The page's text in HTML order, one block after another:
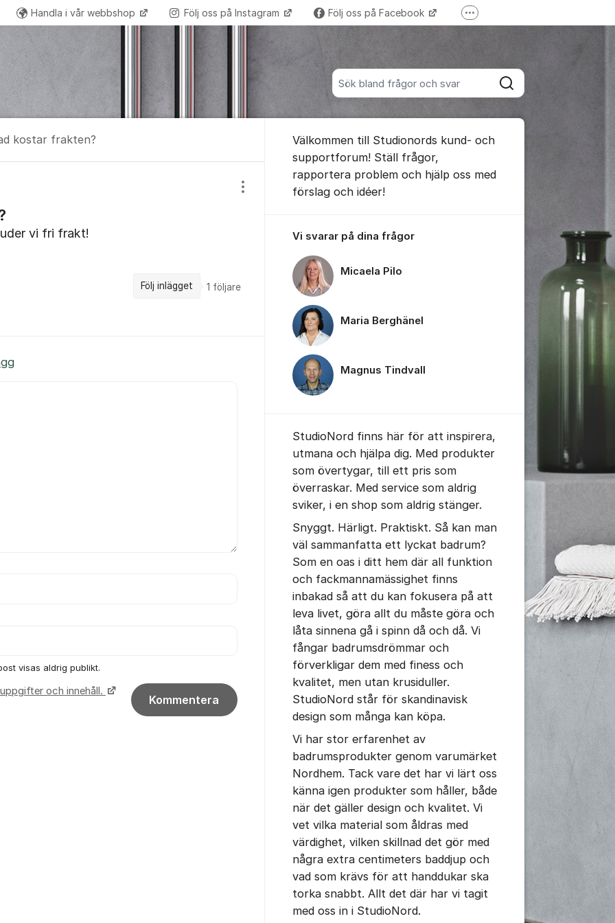
Sök bland alla inlägg
Sök
Handla i vår webbshop Följ oss på Instagram Följ oss på Facebook Fler supportlänkar
kostar frakten?
Visa/dölj inställningar för inlägg/kommentar
vi fri frakt!
Följ inlägget 1 följare
visas aldrig publikt.
och innehåll.
Kommentera
Välkommen till Studionords kund- och
supportforum! Ställ frågor,
rapportera problem och hjälp oss med
förslag och idéer!
Vi svarar på dina frågor
Micaela Pilo
Maria Berghänel
Magnus Tindvall
StudioNord finns här för att inspirera,
utmana och hjälpa dig. Med produkter
som övertygar, till ett pris som
överraskar. Med service som aldrig
sviker, i en shop som aldrig stänger.
Snyggt. Härligt. Praktiskt. Så kan man
väl sammanfatta ett lyckat badrum?
Som en oas i ditt hem där all funktion
och fackmannamässighet finns
inbakad så att du kan fokusera på att
leva livet, göra allt du måste göra och
låta sinnena gå i spinn då och då. Vi
fångar badrumsdrömmar och
förverkligar dem med finess och
kvalitet, men utan krusiduller.
StudioNord står för skandinavisk
design som många kan köpa.
Vi har stor erfarenhet av
badrumsprodukter genom varumärket
Nordhem. Tack vare det har vi lärt oss
känna igen produkter som håller, både
när det gäller design och kvalitet. Vi
vet vilka material som åldras med
värdighet, vilken skillnad det gör med
några extra centimeters baddjup och
vad som krävs för att handdukar ska
torka snabbt. Allt det där har vi tagit
med oss in i StudioNord.